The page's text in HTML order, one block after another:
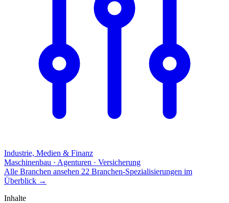
Industrie, Medien & Finanz
Maschinenbau · Agenturen · Versicherung
Alle Branchen ansehen 22 Branchen-Spezialisierungen im
Überblick →
Inhalte